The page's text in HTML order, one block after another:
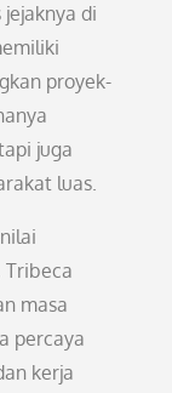
di
proyek-
juga
luas.
Tribeca
masa
percaya
kerja